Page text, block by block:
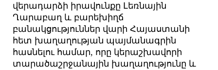
վերադարձի իրավունքը Լեռնային
Ղարաբաղ և բարեխիղճ
բանակցություններ վարի Հայաստանի
հետ խաղաղության պայմանագրին
հասնելու համար, որը կերաշխավորի
տարածաշրջանային խաղաղությունը և